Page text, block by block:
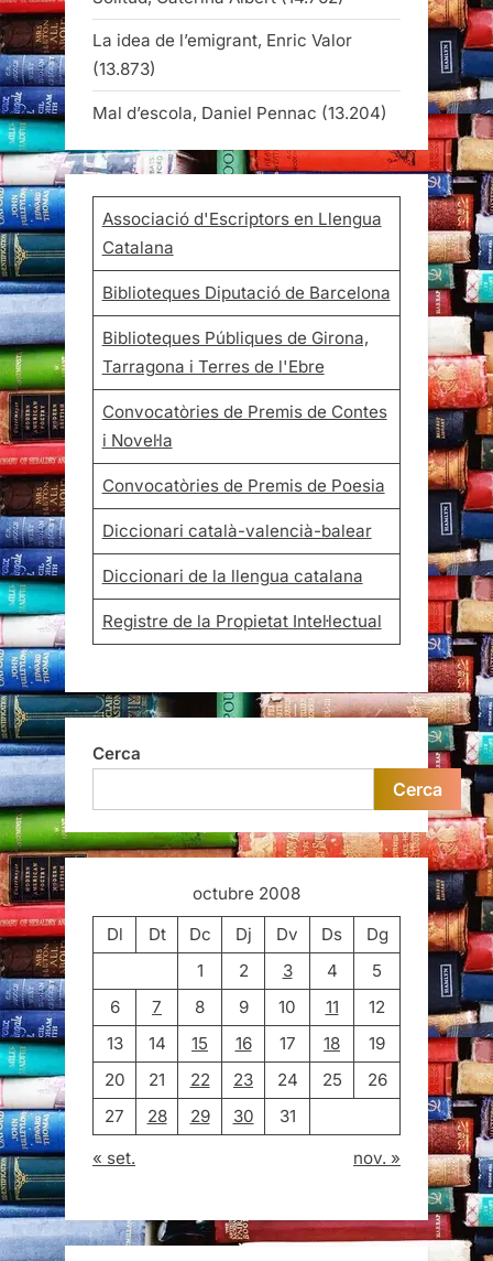
La idea de l’emigrant, Enric Valor
(13.873)
Mal d’escola, Daniel Pennac (13.204)
Associació d'Escriptors en Llengua
Catalana
Biblioteques Diputació de Barcelona
Biblioteques Públiques de Girona,
Tarragona i Terres de l'Ebre
Convocatòries de Premis de Contes
i Novel·la
Convocatòries de Premis de Poesia
Diccionari català-valencià-balear
Diccionari de la llengua catalana
Registre de la Propietat Intel·lectual
Cerca
Cerca
octubre 2008
Dl
Dt Dc Dj Dv Ds
Dg
1
2 3 4
5
6
7 8 9 10 11
12
13
14 15 16 17 18
19
20
21 22 23 24 25
26
27
28 29 30
31
« set.
nov. »